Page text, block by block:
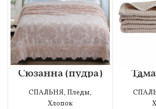
Сюзанна (пудра)
150х200
Покрывало
Махровое
СПАЛЬНЯ, Пледы,
Хлопок